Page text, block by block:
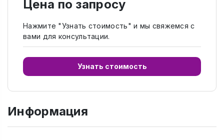
Цена по запросу
Нажмите "Узнать стоимость" и мы свяжемся с
вами для консультации.
Узнать стоимость
Информация